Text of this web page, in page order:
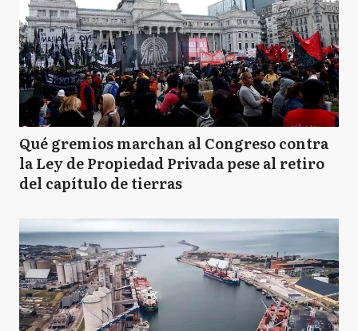
Qué gremios marchan al Congreso contra
la Ley de Propiedad Privada pese al retiro
del capítulo de tierras